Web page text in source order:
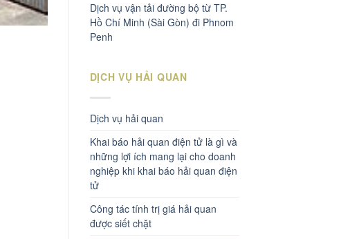
Dịch vụ vận tải đường bộ từ TP.
Hồ Chí Minh (Sài Gòn) đi Phnom
Penh
DỊCH VỤ HẢI QUAN
Dịch vụ hải quan
Khai báo hải quan điện tử là gì và
những lợi ích mang lại cho doanh
nghiệp khi khai báo hải quan điện
tử
Công tác tính trị giá hải quan
được siết chặt